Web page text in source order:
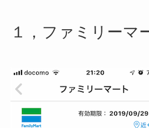
１，ファミリーマ